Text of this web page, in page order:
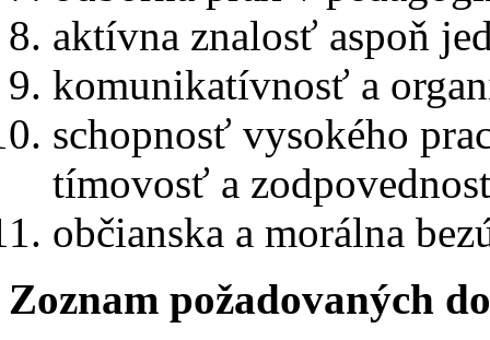
aktívna znalosť aspoň
komunikatívnosť a
schopnosť vysokého
tímovosť a
občianska a morálna
Zoznam požadovaných